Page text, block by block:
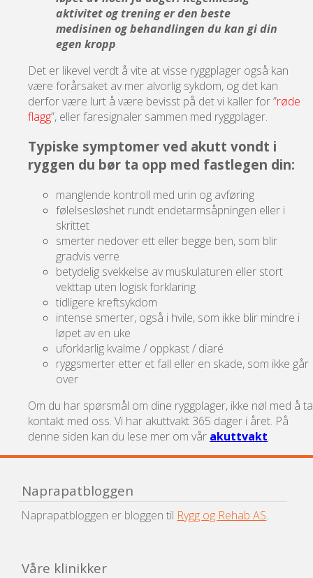
aktivitet og trening er den beste
medisinen og behandlingen du kan gi din
egen kropp.
Det er likevel verdt å vite at visse ryggplager også kan
være forårsaket av mer alvorlig sykdom, og det kan
derfor være lurt å være bevisst på det vi kaller for ”røde
flagg”, eller faresignaler sammen med ryggplager.
Typiske symptomer ved akutt vondt i
ryggen du bør ta opp med fastlegen din:
manglende kontroll med urin og avføring
følelsesløshet rundt endetarmsåpningen eller i
skrittet
smerter nedover ett eller begge ben, som blir
gradvis verre
betydelig svekkelse av muskulaturen eller stort
vekttap uten logisk forklaring
tidligere kreftsykdom
intense smerter, også i hvile, som ikke blir mindre i
løpet av en uke
uforklarlig kvalme / oppkast / diaré
ryggsmerter etter et fall eller en skade, som ikke går
over
Om du har spørsmål om dine ryggplager, ikke nøl med å ta
kontakt med oss. Vi har akuttvakt 365 dager i året. På
denne siden kan du lese mer om vår akuttvakt.
Naprapatbloggen
Naprapatbloggen er bloggen til Rygg og Rehab AS.
Våre klinikker